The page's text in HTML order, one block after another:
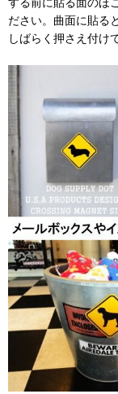
ださい。曲面に貼る
しばらく押さえ付け